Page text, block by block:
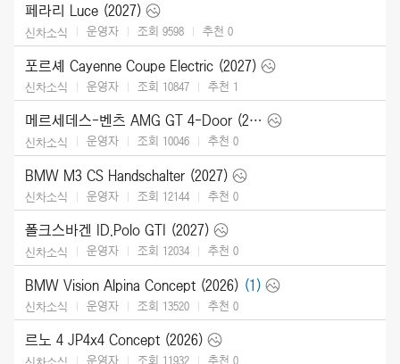
페라리 Luce (2027)
신차소식 운영자 조회 9598 추천 0
포르셰 Cayenne Coupe Electric (2027)
신차소식 운영자 조회 10847 추천 1
메르세데스-벤츠 AMG GT 4-Door (2027)
신차소식 운영자 조회 10046 추천 0
BMW M3 CS Handschalter (2027)
신차소식 운영자 조회 12144 추천 0
폴크스바겐 ID.Polo GTI (2027)
신차소식 운영자 조회 12034 추천 0
BMW Vision Alpina Concept (2026) (1)
신차소식 운영자 조회 13520 추천 0
르노 4 JP4x4 Concept (2026)
운영자 조회 11932 추천 0